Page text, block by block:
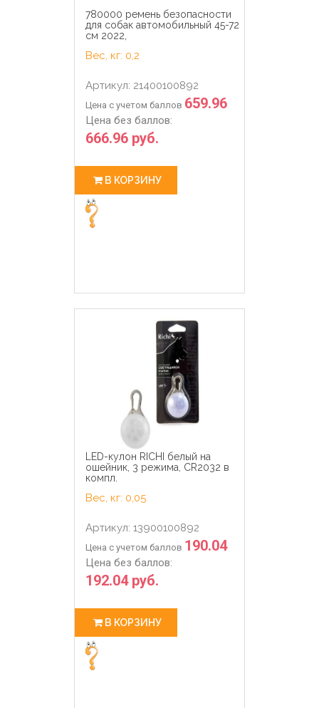
780000 ремень безопасности
для собак автомобильный 45-72
см 2022,
Вес, кг: 0,2
Артикул: 21400100892
Цена с учетом баллов 659.96
Цена без баллов:
666.96 руб.
В КОРЗИНУ
LED-кулон RICHI белый на
ошейник, 3 режима, CR2032 в
компл.
Вес, кг: 0,05
Артикул: 13900100892
Цена с учетом баллов 190.04
Цена без баллов:
192.04 руб.
В КОРЗИНУ